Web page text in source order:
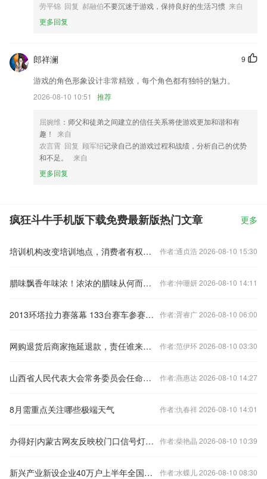
劳平锦 回复 郝融伯不要沉迷于游戏，保持良好的生活习惯 来自
更多回复
9
郎祥澜
游戏的角色形象设计非常精致，每个角色都有独特的魅力。
2026-08-10 10:51 推荐
屈婉维 ：师父和徒弟之间建立的信任关系将使游戏更加和谐和有
趣！
来自
农言霄 回复 顾军绍记录自己的游戏过程和战绩，分析自己的优势
和不足。
来自
更多回复
疯狂斗牛手机版下载免费最新版热门文章 更多
培训机构改变培训地点，消费者有权解除合同吗？（以案说法） 作者:通贞浩 2026-08-10 15:30
腊味飘香年味浓！浓浓的腊味从何而来？ 作者:仲珊妍 2026-08-10 14:11
2013环塔拉力赛落幕 133台赛车参赛75台完赛 作者:胥睿广 2026-08-10 06:00
网购退货后商家拖延退款，责任谁来担？法院判了 作者:范伊环 2026-08-10 03:30
山西省人民代表大会常务委员会任命名单 作者:燕惠达 2026-08-10 14:27
8月需重点关注哪些极端天气 作者:仇春祥 2026-08-10 14:01
办得好|内蒙古网友反映校门口信号灯频发故障 官方：全旗检修 作者:柴艳晶 2026-08-10 10:39
新兴产业新设企业40万户上半年全国经营主体发展数据发布 作者:水蝶儿 2026-08-10 08:30